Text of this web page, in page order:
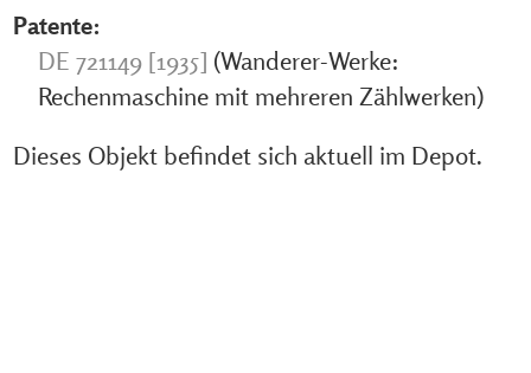
Patente:
DE 721149 [1935] (Wanderer-Werke:
Rechenmaschine mit mehreren Zählwerken)
Dieses Objekt befindet sich aktuell im Depot.